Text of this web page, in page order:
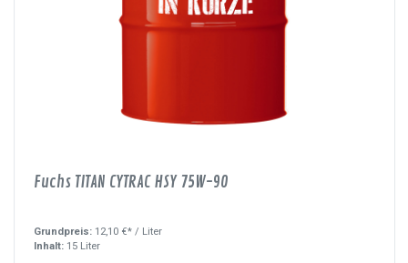
Fuchs TITAN CYTRAC HSY 75W-90
Grundpreis: 12,10 €* / Liter
Inhalt: 15 Liter